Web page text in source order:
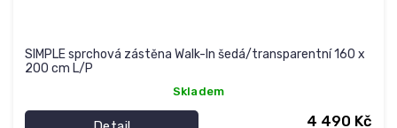
SIMPLE sprchová zástěna Walk-In šedá/transparentní 160 x
200 cm L/P
Skladem
4 490 Kč